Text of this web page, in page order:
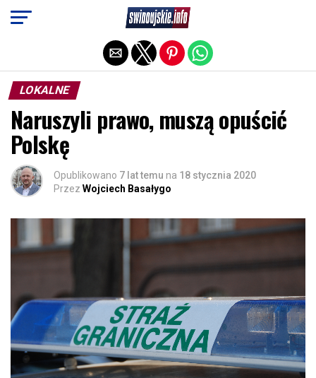
LOKALNE
Naruszyli prawo, muszą opuścić
Polskę
Opublikowano 7 lat temu na 18 stycznia 2020
Przez Wojciech Basałygo
Exit mobile version